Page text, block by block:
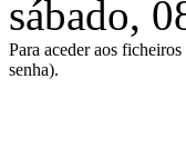
sábado,
Para aceder aos
senha).